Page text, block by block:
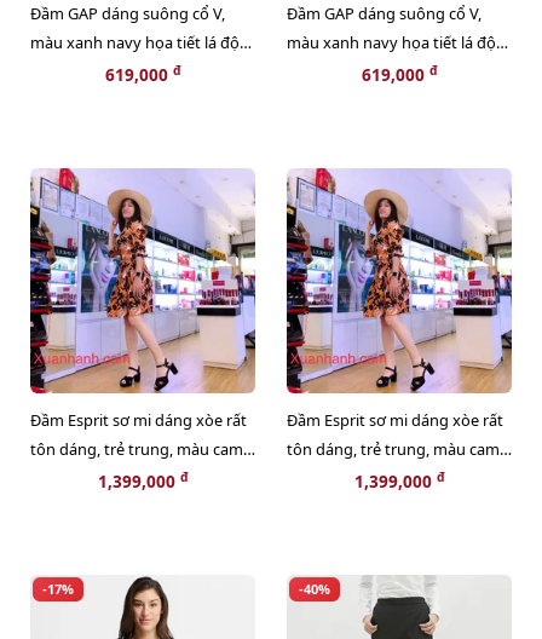
Đầm GAP dáng suông cổ V,
màu xanh navy họa tiết lá độc
lạ, trẻ trung Size XS
619,000 đ
Đầm GAP dáng suông cổ V,
màu xanh navy họa tiết lá độc
lạ, trẻ trung Size S
619,000 đ
Đầm Esprit sơ mi dáng xòe rất
tôn dáng, trẻ trung, màu cam
họa tiết đẹp, độc Size 34
1,399,000 đ
Đầm Esprit sơ mi dáng xòe rất
tôn dáng, trẻ trung, màu cam
họa tiết đẹp, độc Size 36
1,399,000 đ
-17% -40%